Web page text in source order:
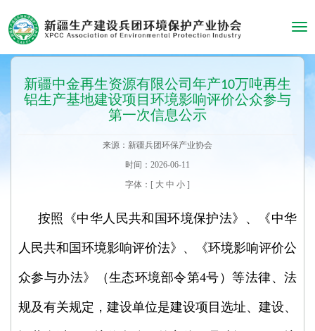
新疆中金再生资源有限公司年产10万吨再生
铝生产基地建设项目环境影响评价公众参与
第一次信息公示
来源：新疆兵团环保产业协会
时间：2026-06-11
字体：[ 大 中 小 ]
按照《中华人民共和国环境保护法》、《中华
人民共和国环境影响评价法》、《环境影响评价公
众参与办法》（生态环境部令第4号）等法律、法
规及有关规定，建设单位是建设项目选址、建设、